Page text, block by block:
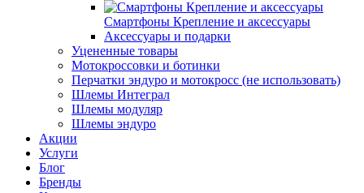
Смартфоны Крепление и аксессуары
Аксессуары и подарки
Уцененные товары
Мотокроссовки и ботинки
Перчатки эндуро и мотокросс (не использовать)
Шлемы Интеграл
Шлемы модуляр
Шлемы эндуро
Акции
Услуги
Блог
Бренды